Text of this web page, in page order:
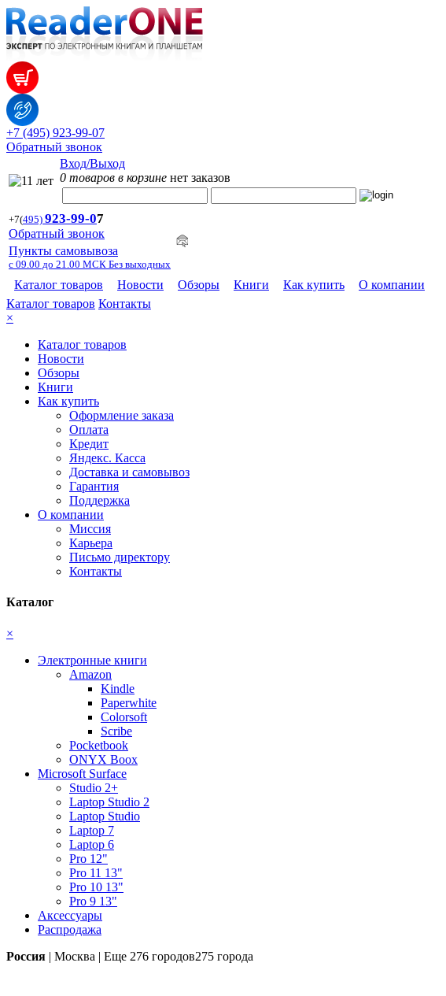
+7 (495) 923-99-07
Обратный звонок
Вход/Выход
0 товаров в корзине нет заказов
+7(495) 923-99-07
Обратный звонок
Пункты самовывоза
с 09.00 до 21.00 МСК Без выходных
Каталог товаров Новости Обзоры Книги Как купить
О компании
Каталог товаров Контакты
×
Каталог товаров
Новости
Обзоры
Книги
Как купить
Оформление заказа
Оплата
Кредит
Яндекс. Касса
Доставка и самовывоз
Гарантия
Поддержка
О компании
Миссия
Карьера
Письмо директору
Контакты
Каталог
×
Электронные книги
Amazon
Kindle
Paperwhite
Colorsoft
Scribe
Pocketbook
ONYX Boox
Microsoft Surface
Studio 2+
Laptop Studio 2
Laptop Studio
Laptop 7
Laptop 6
Pro 12"
Pro 11 13"
Pro 10 13"
Pro 9 13"
Аксессуары
Распродажа
Россия | Москва | Еще 276 городов275 города